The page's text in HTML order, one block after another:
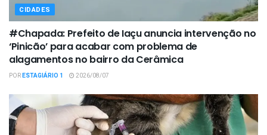
CIDADES
#Chapada: Prefeito de Iaçu anuncia intervenção no
‘Pinicão’ para acabar com problema de
alagamentos no bairro da Cerâmica
PORESTAGIÁRIO 1 2026/08/07